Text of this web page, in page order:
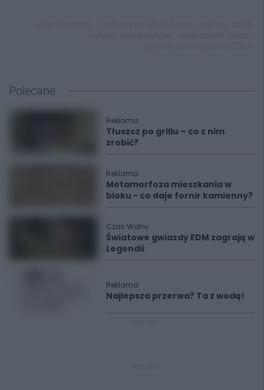
Polecane
Reklama
Tłuszcz po grillu – co z nim
zrobić?
Reklama
Metamorfoza mieszkania w
bloku - co daje fornir kamienny?
Czas Wolny
Światowe gwiazdy EDM zagrają w
Legendii
Reklama
Najlepsza przerwa? Ta z wodą!